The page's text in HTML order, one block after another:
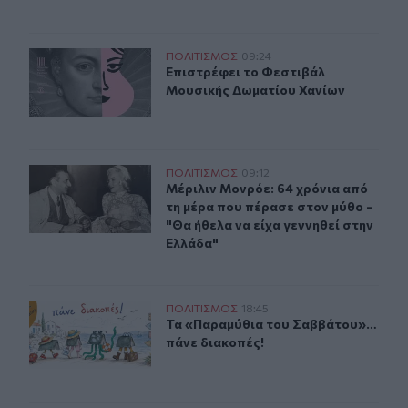
Επιστρέφει το Φεστιβάλ Μουσικής Δωματίου Χανίων
ΠΟΛΙΤΙΣΜΟΣ 09:24
Επιστρέφει το Φεστιβάλ
Επιστρέφει το Φεστιβάλ
Μουσικής Δωματίου Χανίων
Μέριλιν Μονρόε: 64 χρόνια από τη μέρα που πέρασε
ΠΟΛΙΤΙΣΜΟΣ 09:12
Μέριλιν Μονρόε: 64 χρόνια από τη
Μέριλιν Μονρόε: 64 χρόνια από
τη μέρα που πέρασε στον μύθο -
"Θα ήθελα να είχα γεννηθεί στην
Ελλάδα"
Τα «Παραμύθια του Σαββάτου»… πάνε διακοπές!
ΠΟΛΙΤΙΣΜΟΣ 18:45
Τα «Παραμύθια του Σαββάτου»…
Τα «Παραμύθια του Σαββάτου»…
πάνε διακοπές!